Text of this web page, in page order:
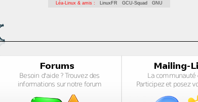
Léa-Linux & amis : LinuxFR GCU-Squad GNU